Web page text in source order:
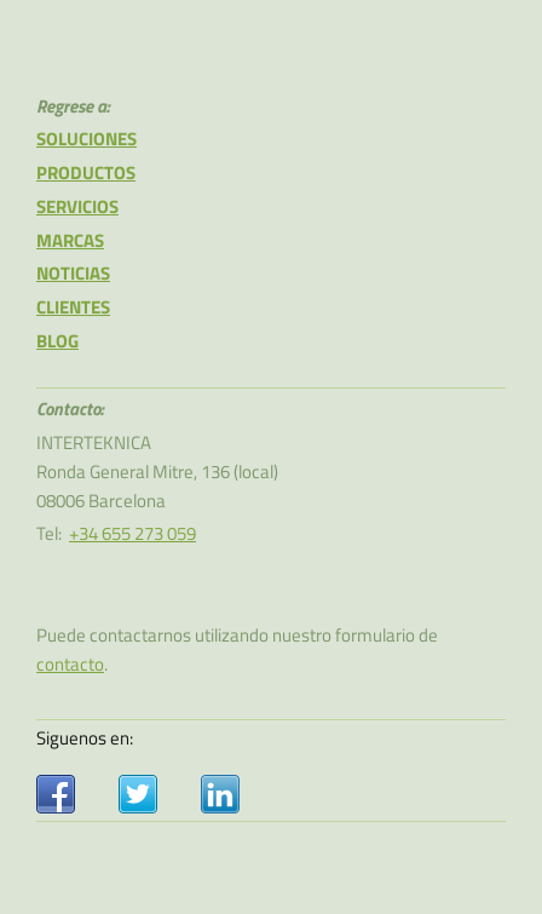
Regrese a:
SOLUCIONES
PRODUCTOS
SERVICIOS
MARCAS
NOTICIAS
CLIENTES
BLOG
Contacto:
INTERTEKNICA
Ronda General Mitre, 136(local)
08006Barcelona
Tel: +34 655 273 059
Puede contactarnos utilizando nuestro formulario de
contacto.
Siguenos en: